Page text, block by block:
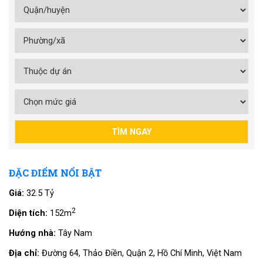
ĐẶC ĐIỂM NỔI BẬT
Giá: 32.5 Tỷ
Diện tích: 152m2
Hướng nhà: Tây Nam
Địa chỉ: Đường 64, Thảo Điền, Quận 2, Hồ Chí Minh, Việt Nam